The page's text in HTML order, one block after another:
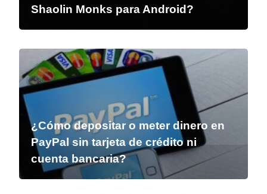
Shaolin Monks para Android?
¿Cómo depositar o meter dinero en
PayPal sin tarjeta de crédito ni
cuenta bancaria?